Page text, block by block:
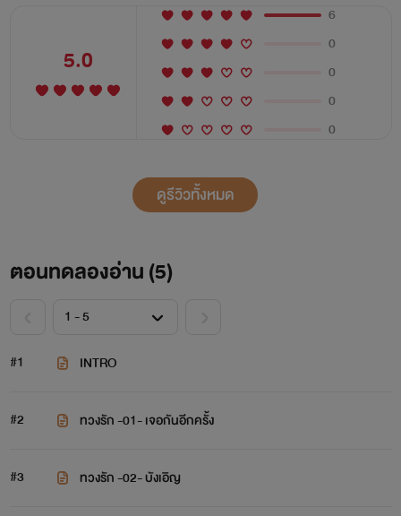
5.0
6
0
0
0
0
ดูรีวิวทั้งหมด
ตอนทดลองอ่าน (5)
#1 INTRO
#2 ทวงรัก -01- เจอกันอีกครั้ง
#3 ทวงรัก -02- บังเอิญ